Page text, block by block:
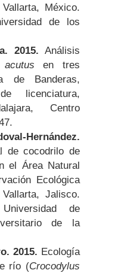
México.
de los
2015. Análisis
en tres
de Banderas,
licenciatura,
Centro
Hernández.
de cocodrilo de
el Área Natural
Ecológica
Jalisco.
de
de la
2015. Ecología
río (Crocodylus